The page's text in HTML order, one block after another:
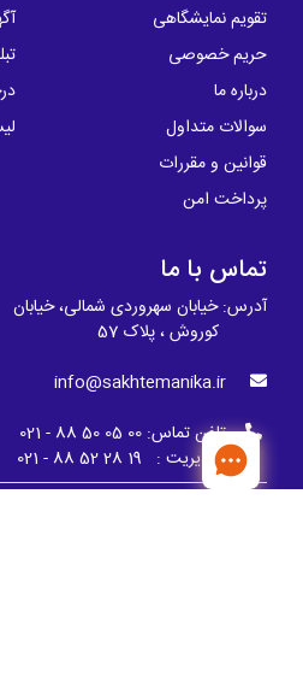
تقویم نمایشگاهی
حریم خصوصی
درباره ما
سوالات متداول
قوانین و مقررات
پرداخت امن
تماس با ما
آدرس: خیابان سهروردی شمالی، خیابان
کوروش ، پلاک 57
info@sakhtemanika.ir
تلفن تماس: 00 05 50 88 - 021
مدیریت : 19 28 52 88 - 021